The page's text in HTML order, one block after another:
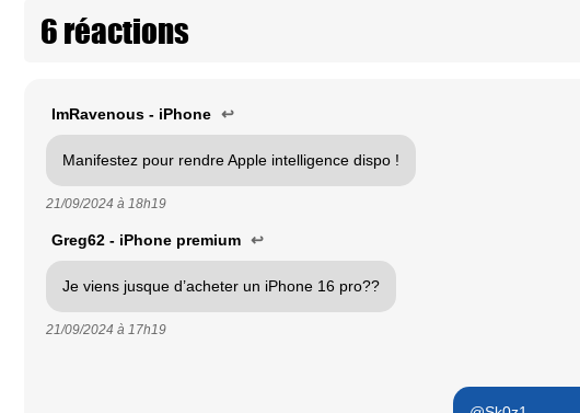
6 réactions
ImRavenous - iPhone ↩
Manifestez pour rendre Apple intelligence dispo !
21/09/2024 à 18h19
Greg62 - iPhone premium ↩
Je viens jusque d’acheter un iPhone 16 pro??
21/09/2024 à 17h19